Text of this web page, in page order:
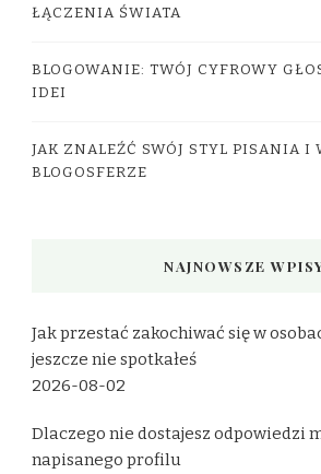
ŁĄCZENIA ŚWIATA
BLOGOWANIE: TWÓJ CYFROWY
IDEI
JAK ZNALEŹĆ SWÓJ STYL PISANIA I
BLOGOSFERZE
NAJNOWSZE
Jak przestać zakochiwać się w
jeszcze nie spotkałeś
2026-08-02
Dlaczego nie dostajesz odpowiedzi
napisanego profilu